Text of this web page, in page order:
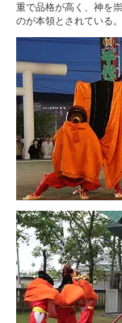
重で品格が高く、神を
のが本領とされている。